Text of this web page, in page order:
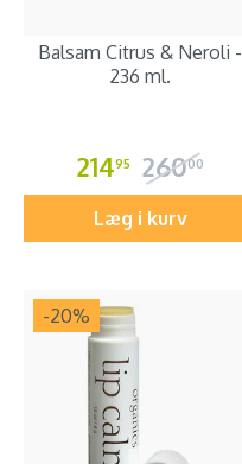
Balsam Citrus & Neroli -
236 ml.
21495 26000
Læg i kurv
-20%